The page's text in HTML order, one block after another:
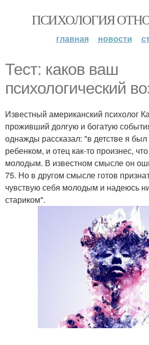
ПСИХОЛОГИЯ
главная новости
Тест: каков ваш
психологический
Известный американский психолог
проживший долгую и богатую
однажды рассказал: "в детстве я
ребенком, и отец как-то произнес,
молодым. В известном смысле он
75. Но в другом смысле готов
чувствую себя молодым и надеюсь
стариком".